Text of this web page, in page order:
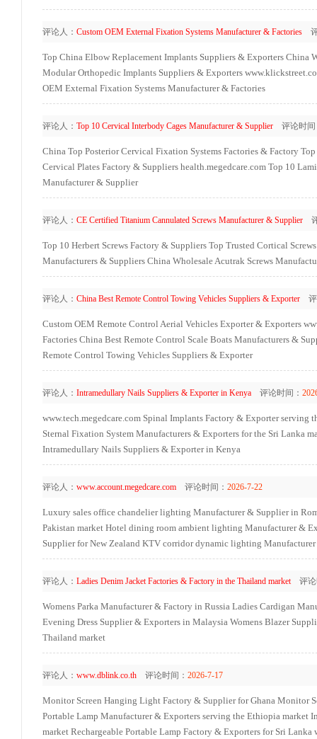
评论人： Custom OEM External Fixation Systems Manufacturer & Factories
Top China Elbow Replacement Implants Suppliers & Exporters China
Modular Orthopedic Implants Suppliers & Exporters
OEM External Fixation Systems Manufacturer & Factories
评论人： Top 10 Cervical Interbody Cages Manufacturer & Supplier 评论时间
China Top Posterior Cervical Fixation Systems Factories & Factory
Cervical Plates Factory & Suppliers health.megedcare.com Top 10
Manufacturer & Supplier
评论人： CE Certified Titanium Cannulated Screws Manufacturer & Supplier
Top 10 Herbert Screws Factory & Suppliers Top Trusted Cortical
Manufacturers & Suppliers China Wholesale Acutrak Screws
评论人： China Best Remote Control Towing Vehicles Suppliers & Exporter 评
Custom OEM Remote Control Aerial Vehicles Exporter & Exporters
Factories China Best Remote Control Scale Boats Manufacturers &
Remote Control Towing Vehicles Suppliers & Exporter
评论人： Intramedullary Nails Suppliers & Exporter in Kenya 评论时间：
www.tech.megedcare.com Spinal Implants Factory & Exporter serving
Sternal Fixation System Manufacturers & Exporters for the Sri Lanka
Intramedullary Nails Suppliers & Exporter in Kenya
评论人： www.account.megedcare.com 评论时间： 2026-7-22
Luxury sales office chandelier lighting Manufacturer & Supplier in
Pakistan market Hotel dining room ambient lighting Manufacturer &
Supplier for New Zealand KTV corridor dynamic lighting
评论人： Ladies Denim Jacket Factories & Factory in the Thailand market评论
Womens Parka Manufacturer & Factory in Russia Ladies Cardigan
Evening Dress Supplier & Exporters in Malaysia Womens Blazer
Thailand market
评论人： www.dblink.co.th 评论时间： 2026-7-17
Monitor Screen Hanging Light Factory & Supplier for Ghana Monitor
Portable Lamp Manufacturer & Exporters serving the Ethiopia market
market Rechargeable Portable Lamp Factory & Exporters for Sri Lanka